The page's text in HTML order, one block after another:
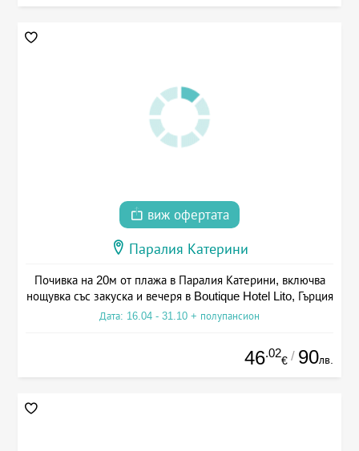
виж офертата
Паралия Катерини
Почивка на 20м от плажа в Паралия Катерини, включва
нощувка със закуска и вечеря в Boutique Hotel Lito, Гърция
Дата: 16.04 - 31.10 + полупансион
46.02
€ / 90лв.